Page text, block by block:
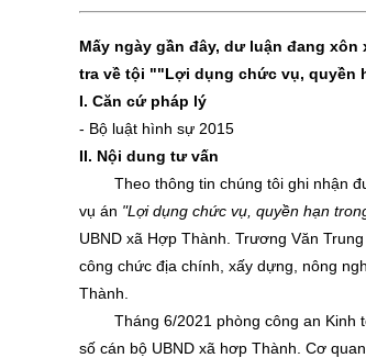
Mấy ngày gần đây, dư luận đang
tra về tội ""Lợi dụng chức vụ, quyền
I. Căn cứ pháp lý
- Bộ luật hình sự 2015
II. Nội dung tư vấn
Theo thông tin chúng tôi ghi nhận
vụ án "Lợi dụng chức vụ, quyền hạn
UBND xã Hợp Thành. Trương Văn
công chức địa chính, xấy dựng, nông
Thành.
Tháng 6/2021 phòng công an Kinh
số cán bộ UBND xã hơp Thành. Cơ